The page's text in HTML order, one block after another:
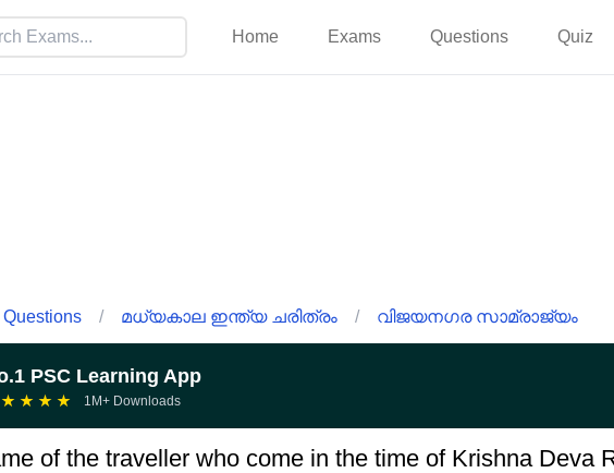
Home Exams Questions Quiz
Questions / മധ്യകാല ഇന്ത്യ ചരിത്രം / വിജയനഗര സാമ്രാജ്യം
PSC Learning App
★ ★ ★ ★ 1M+ Downloads
of the traveller who come in the time of Krishna Deva